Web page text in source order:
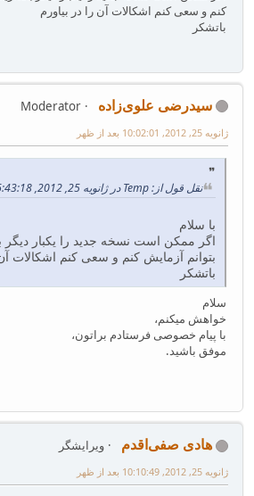
کنم و سعی کنم اشکالات آن را در بیاورم
باتشکر
سیدرضی علوی‌زاده
Moderator
ژانویه 25, 2012, 10:02:01 بعد از ظهر
نقل قول از: Temp در ژانویه 25, 2012, 06:43:18 بعد از ظهر
با سلام
اگر ممکن است نسخه جدید را یکبار دیگر
بتوانم آزمایش کنم و سعی کنم اشکالات
باتشکر
سلام
خواهش میکنم،
با پیام خصوصی فرستادم براتون،
موفق باشید.
هادی صفی‌اقدم
ویرایشگر
ژانویه 25, 2012, 10:10:49 بعد از ظهر